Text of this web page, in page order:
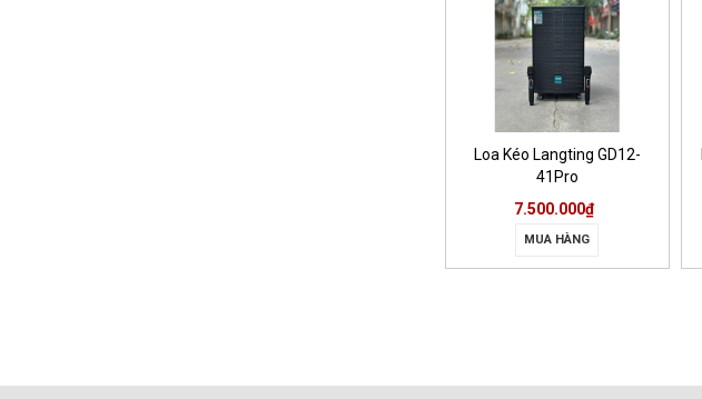
Loa Kéo Langting GD12-
41Pro
7.500.000₫
MUA HÀNG